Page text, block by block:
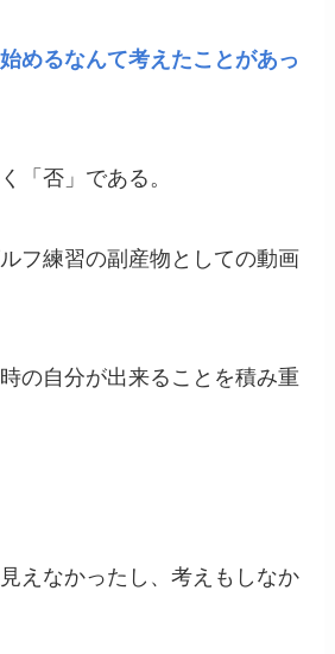
めるなんて考えたことがあっ
「否」である。
フ練習の副産物としての動画
の自分が出来ることを積み重
えなかったし、考えもしなか